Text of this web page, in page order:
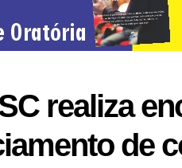
realiza
de